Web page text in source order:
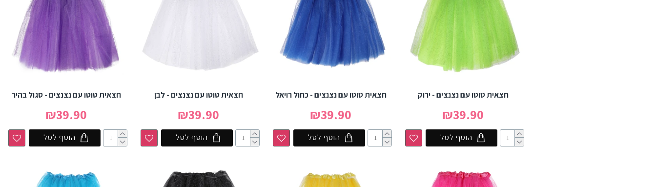
חצאית טוטו עם נצנצים - ירוק
₪39.90
הוסף לסל
חצאית טוטו עם נצנצים - כחול רויאל
₪39.90
הוסף לסל
חצאית טוטו עם נצנצים - לבן
₪39.90
הוסף לסל
חצאית טוטו עם נצנצים - סגול בהיר
₪39.90
הוסף לסל